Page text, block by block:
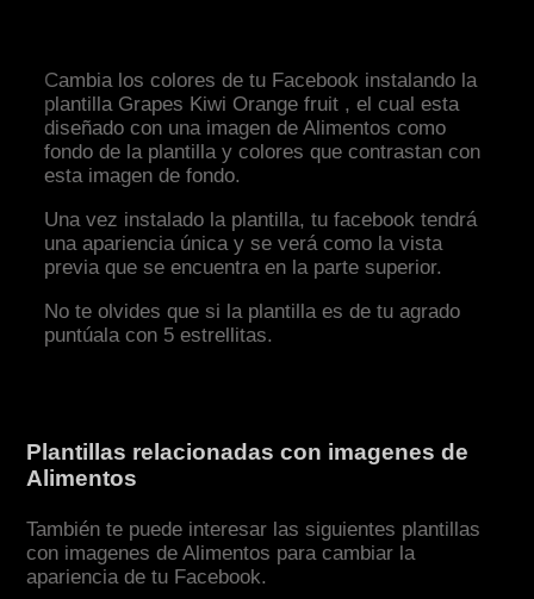
Cambia los colores de tu Facebook instalando la
plantilla Grapes Kiwi Orange fruit , el cual esta
diseñado con una imagen de Alimentos como
fondo de la plantilla y colores que contrastan con
esta imagen de fondo.
Una vez instalado la plantilla, tu facebook tendrá
una apariencia única y se verá como la vista
previa que se encuentra en la parte superior.
No te olvides que si la plantilla es de tu agrado
puntúala con 5 estrellitas.
Plantillas relacionadas con imagenes de
Alimentos
También te puede interesar las siguientes plantillas
con imagenes de Alimentos para cambiar la
apariencia de tu Facebook.